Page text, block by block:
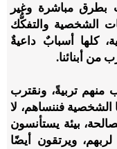
بطرق مباشرة وغير
الشخصية والتفكُّك
كلها أسبابٌ داعيةٌ
من أبنائنا.
منهم تربيةً، ونقترب
الشخصية فننساهم، لا
بيئة يستأنسون
ويرتقون أيضًا